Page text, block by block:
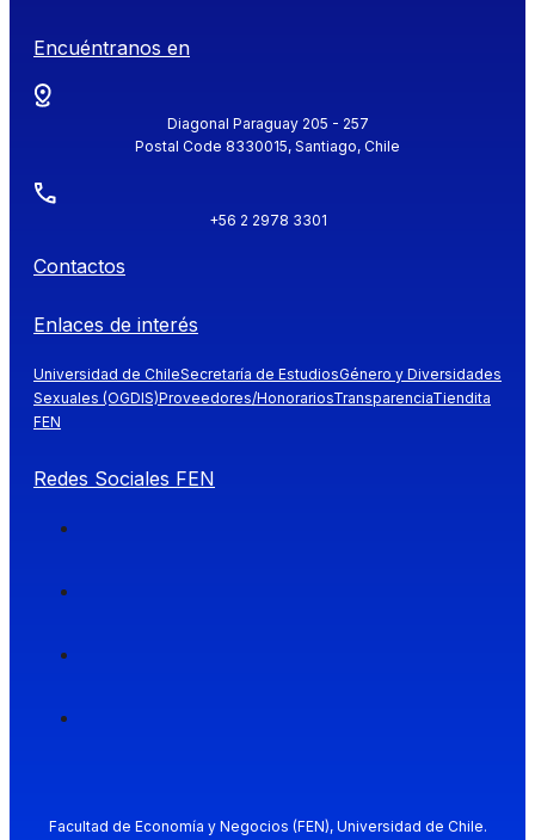
Encuéntranos en
Diagonal Paraguay 205 - 257
Postal Code 8330015, Santiago, Chile
+56 2 2978 3301
Contactos
Enlaces de interés
Universidad de ChileSecretaría de EstudiosGénero y Diversidades
Sexuales (OGDIS)Proveedores/HonorariosTransparenciaTiendita
FEN
Redes Sociales FEN
Facultad de Economía y Negocios (FEN), Universidad de Chile.